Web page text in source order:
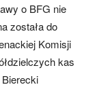
o BFG nie
została do
Komisji
kas